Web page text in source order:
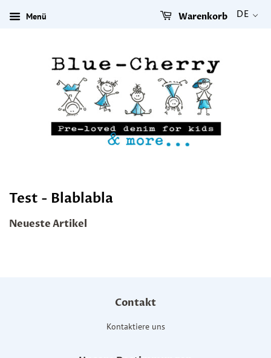
Menü DE
Warenkorb
Test - Blablabla
Neueste Artikel
Contakt
Kontaktiere uns